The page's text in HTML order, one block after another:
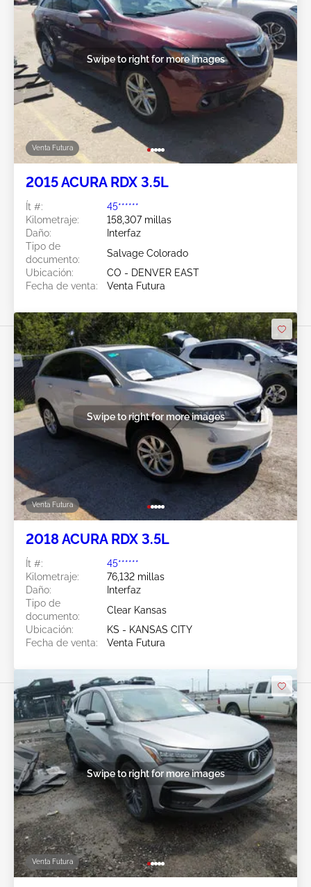
Venta Futura
Swipe to right for more images
2015 ACURA RDX 3.5L
Ít #:
45******
Kilometraje:
158,307 millas
Daño:
Interfaz
Tipo de
documento:
Salvage Colorado
Ubicación:
CO - DENVER EAST
Fecha de venta:
Venta Futura
Venta Futura
Swipe to right for more images
2018 ACURA RDX 3.5L
Ít #:
45******
Kilometraje:
76,132 millas
Daño:
Interfaz
Tipo de
documento:
Clear Kansas
Ubicación:
KS - KANSAS CITY
Fecha de venta:
Venta Futura
Venta Futura
Swipe to right for more images